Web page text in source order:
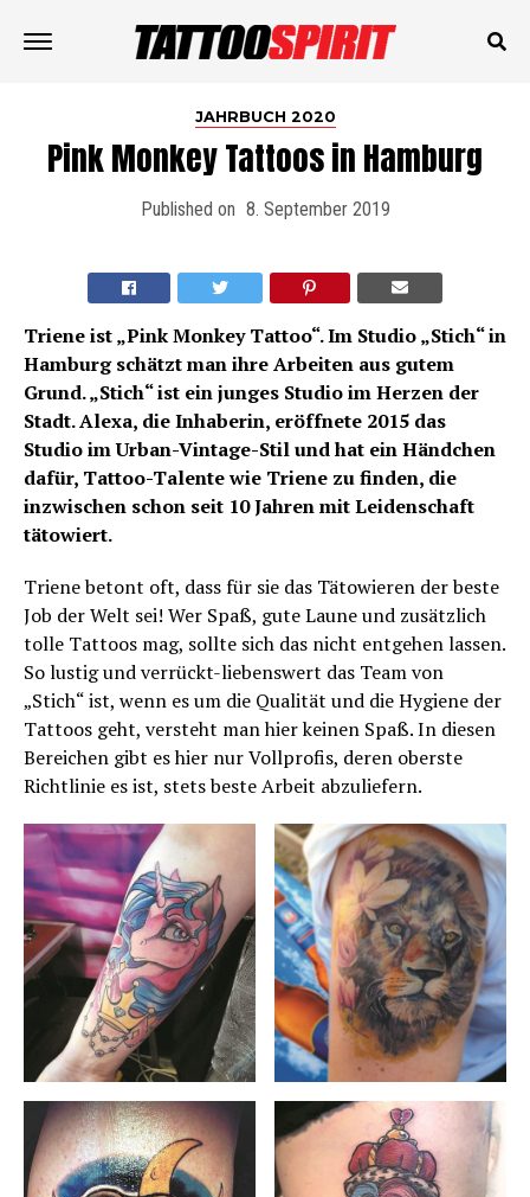
JAHRBUCH 2020
Pink Monkey Tattoos in Hamburg
Published on 8. September 2019
Triene ist „Pink Monkey Tattoo“. Im Studio „Stich“ in
Hamburg schätzt man ihre Arbeiten aus gutem
Grund. „Stich“ ist ein junges Studio im Herzen der
Stadt. Alexa, die Inhaberin, eröffnete 2015 das
Studio im Urban-Vintage-Stil und hat ein Händchen
dafür, Tattoo-Talente wie Triene zu finden, die
inzwischen schon seit 10 Jahren mit Leidenschaft
tätowiert.
Triene betont oft, dass für sie das Tätowieren der beste
Job der Welt sei! Wer Spaß, gute Laune und zusätzlich
tolle Tattoos mag, sollte sich das nicht entgehen lassen.
So lustig und verrückt-liebenswert das Team von
„Stich“ ist, wenn es um die Qualität und die Hygiene der
Tattoos geht, versteht man hier keinen Spaß. In diesen
Bereichen gibt es hier nur Vollprofis, deren oberste
Richtlinie es ist, stets beste Arbeit abzuliefern.